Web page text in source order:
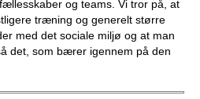
og teams. Vi tror på, at
træning og generelt større
med det sociale miljø og at man
det, som bærer igennem på den